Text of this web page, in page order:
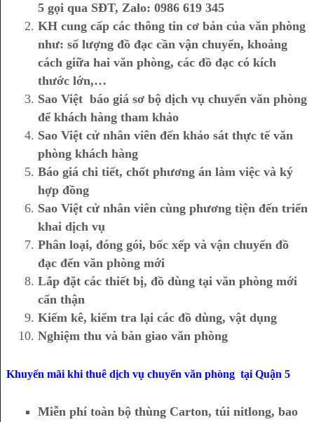
5 gọi qua SĐT, Zalo: 0986 619 345
KH cung cấp các thông tin cơ bản của văn phòng
như: số lượng đồ đạc cần vận chuyển, khoảng
cách giữa hai văn phòng, các đồ đạc có kích
thước lớn,…
Sao Việt báo giá sơ bộ dịch vụ chuyển văn phòng
để khách hàng tham khảo
Sao Việt cử nhân viên đến khảo sát thực tế văn
phòng khách hàng
Báo giá chi tiết, chốt phương án làm việc và ký
hợp đồng
Sao Việt cử nhân viên cùng phương tiện đến triển
khai dịch vụ
Phân loại, đóng gói, bốc xếp và vận chuyển đồ
đạc đến văn phòng mới
Lắp đặt các thiết bị, đồ dùng tại văn phòng mới
cẩn thận
Kiểm kê, kiểm tra lại các đồ dùng, vật dụng
Nghiệm thu và bàn giao văn phòng
Khuyến mãi khi thuê dịch vụ chuyển văn phòng tại Quận 5
Miễn phí toàn bộ thùng Carton, túi nitlong, bao